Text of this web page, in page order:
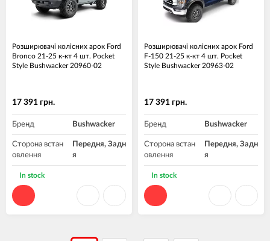
Розширювачі колісних арок Ford
Bronco 21-25 к-кт 4 шт. Pocket
Style Bushwacker 20960-02
17 391 грн.
Бренд Bushwacker
Сторона встан
овлення
Передня, Задн
я
Матеріал
In stock
Розширювачі колісних арок Ford
F-150 21-25 к-кт 4 шт. Pocket
Style Bushwacker 20963-02
17 391 грн.
Бренд Bushwacker
Сторона встан
овлення
Передня, Задн
я
Матеріал
In stock